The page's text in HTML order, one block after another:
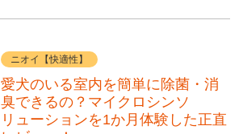
ニオイ【快適性】
愛犬のいる室内を簡単に除菌・消
臭できるの？マイクロシンソ
リューションを1か月体験した正直